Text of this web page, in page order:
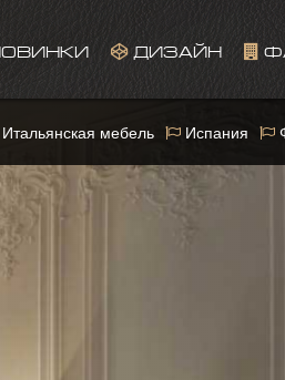
ДИЗАЙН
This page can't load
Do you own this website?
мебель Испания